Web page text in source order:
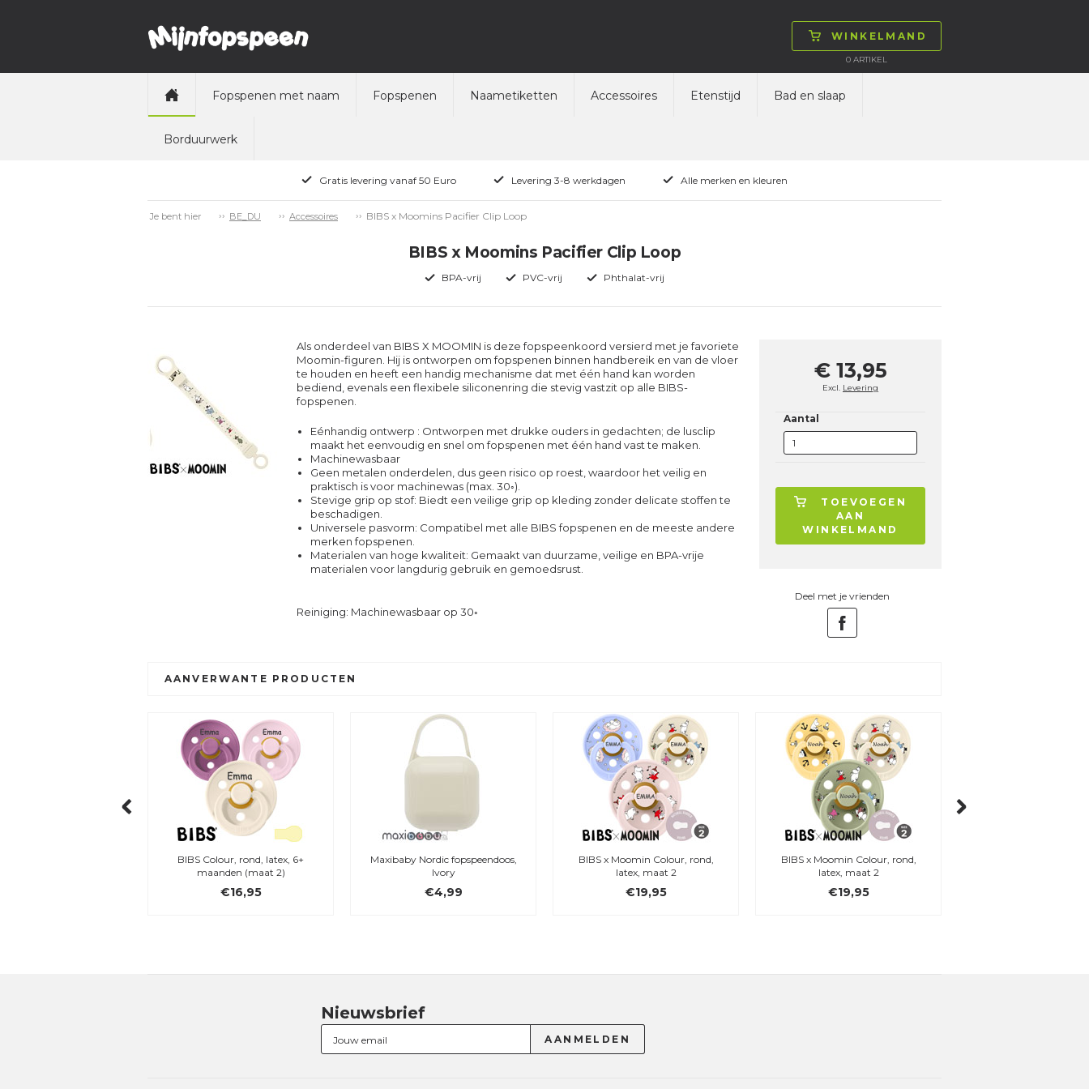
WINKELMAND
0 ARTIKEL
Fopspenen met naam Fopspenen Naametiketten Accessoires Etenstijd Bad en slaap
Borduurwerk
Gratis levering vanaf 50 Euro Levering 3-8 werkdagen Alle merken en kleuren
Je bent hier BE_DU Accessoires BIBS x Moomins Pacifier Clip Loop
BIBS x Moomins Pacifier Clip Loop
BPA-vrij PVC-vrij Phthalat-vrij
Als onderdeel van BIBS X MOOMIN is deze fopspeenkoord versierd met je favoriete
Moomin-figuren. Hij is ontworpen om fopspenen binnen handbereik en van de vloer
te houden en heeft een handig mechanisme dat met één hand kan worden
bediend, evenals een flexibele siliconenring die stevig vastzit op alle BIBS-
fopspenen.
Eénhandig ontwerp : Ontworpen met drukke ouders in gedachten; de lusclip
maakt het eenvoudig en snel om fopspenen met één hand vast te maken.
Machinewasbaar
Geen metalen onderdelen, dus geen risico op roest, waardoor het veilig en
praktisch is voor machinewas (max. 30◦).
Stevige grip op stof: Biedt een veilige grip op kleding zonder delicate stoffen te
beschadigen.
Universele pasvorm: Compatibel met alle BIBS fopspenen en de meeste andere
merken fopspenen.
Materialen van hoge kwaliteit: Gemaakt van duurzame, veilige en BPA-vrije
materialen voor langdurig gebruik en gemoedsrust.
Reiniging: Machinewasbaar op 30◦
€ 13,95
Excl. Levering
Aantal
TOEVOEGEN
AAN
WINKELMAND
Deel met je vrienden
AANVERWANTE PRODUCTEN
BIBS Colour, rond, latex, 6+
maanden (maat 2)
€16,95
Maxibaby Nordic fopspeendoos,
Ivory
€4,99
BIBS x Moomin Colour, rond,
latex, maat 2
€19,95
BIBS x Moomin Colour, rond,
latex, maat 2
€19,95
Nieuwsbrief